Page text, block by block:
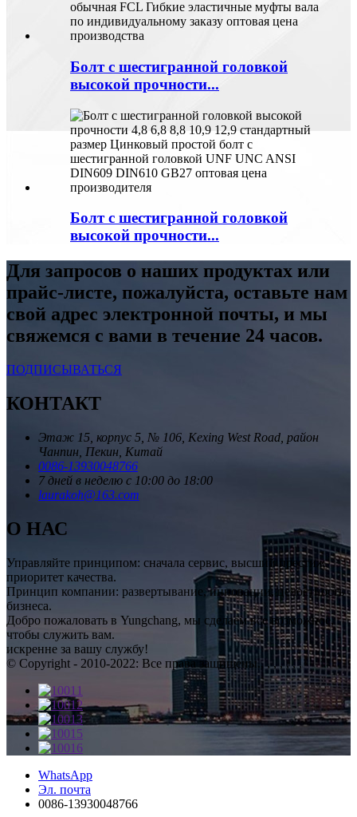
Болт с шестигранной головкой
высокой прочности...
Болт с шестигранной головкой
высокой прочности...
Для запросов о наших продуктах или
прайс-листе, пожалуйста, оставьте нам
свой адрес электронной почты, и мы
свяжемся с вами в течение 24 часов.
ПОДПИСЫВАТЬСЯ
КОНТАКТ
Этаж 15, корпус 5, № 106, Kexing West Road, район
Чанпин, Пекин, Китай
0086-13930048766
7 дней в неделю с 10:00 до 18:00
laurakoh@163.com
О НАС
Управляйте принципом: сначала сервис, высший престиж,
приоритет качества.
Принцип компании: развертывание, инновации, целостность
бизнеса.
Добро пожаловать в Yungchang, мы сделаем все возможное,
чтобы служить вам.
искренне за вашу службу!
© Copyright - 2010-2022: Все права защищены., , , , , , ,
WhatsApp
Эл. почта
0086-13930048766